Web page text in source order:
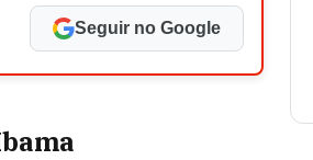
Seguir no Google